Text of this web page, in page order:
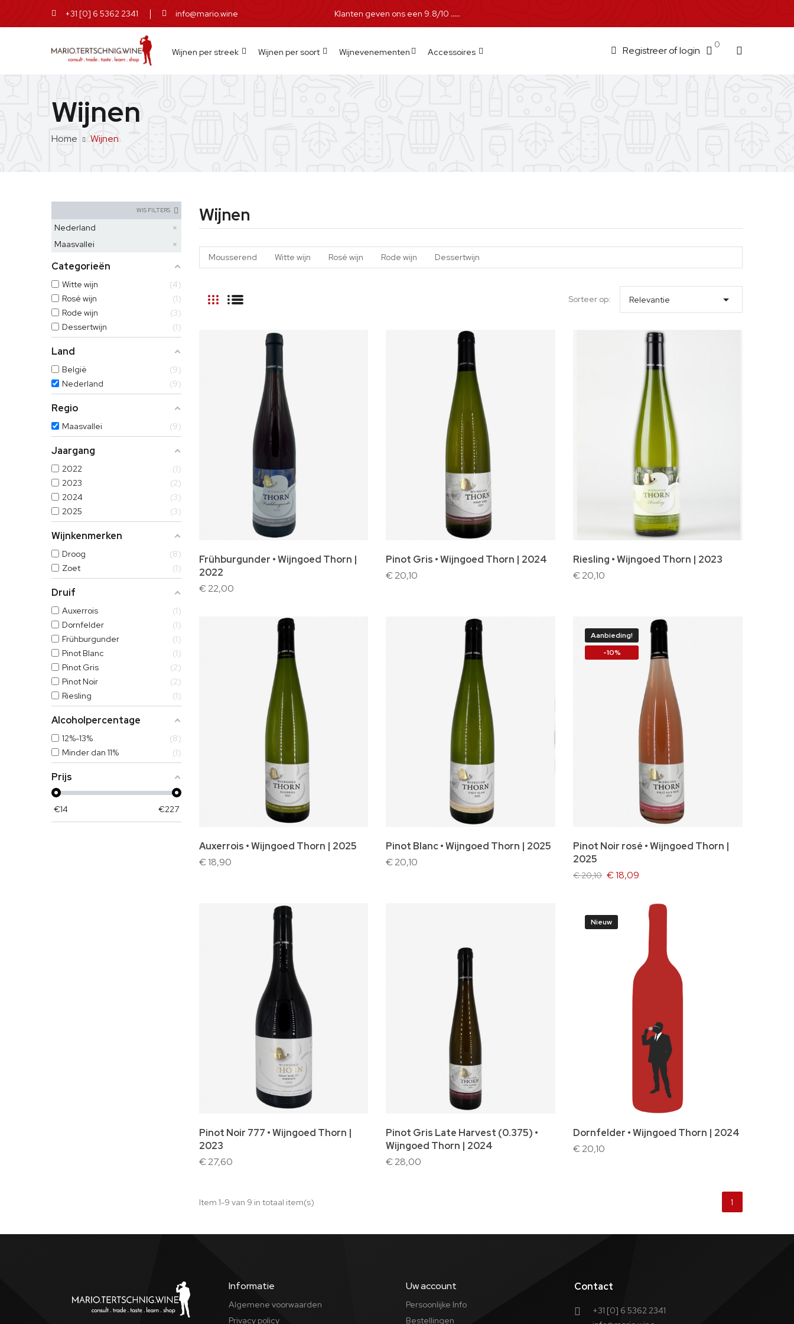
+31 [0] 6 5362 2341 info@mario.wine Klanten geven ons een 9.8/10
0
Registreer of login
Wijnen per streek Wijnen per soort Wijnevenementen Accessoires
Wijnen
Home Wijnen
WIS FILTERS
Nederland
Maasvallei
Categorieën
Witte wijn
4
Rosé wijn
1
Rode wijn
3
Dessertwijn
1
Land
België
9
Nederland
9
Regio
Maasvallei 9
Jaargang
2022
1
2023
2
2024
3
2025
3
Wijnkenmerken
Droog
8
Zoet
1
Druif
Auxerrois
1
Dornfelder
1
Frühburgunder
1
Pinot Blanc
1
Pinot Gris
2
Pinot Noir
2
Riesling
1
Alcoholpercentage
12%-13%
8
Minder dan 11%
1
Prijs
€14 €227
Wijnen
Mousserend Witte wijn Rosé wijn Rode wijn Dessertwijn
Sorteer op: Relevantie 
In winkelwagen
Frühburgunder • Wijngoed Thorn |
2022
€ 22,00
In winkelwagen
Pinot Gris • Wijngoed Thorn | 2024
€ 20,10
In winkelwagen
Riesling • Wijngoed Thorn | 2023
€ 20,10
In winkelwagen
Auxerrois • Wijngoed Thorn | 2025
€ 18,90
In winkelwagen
Pinot Blanc • Wijngoed Thorn | 2025
€ 20,10
Aanbieding!
-10%
In winkelwagen
Pinot Noir rosé • Wijngoed Thorn |
2025
€ 20,10 € 18,09
In winkelwagen
Pinot Noir 777 • Wijngoed Thorn |
2023
€ 27,60
In winkelwagen
Pinot Gris Late Harvest (0.375) •
Wijngoed Thorn | 2024
€ 28,00
Nieuw
In winkelwagen
Dornfelder • Wijngoed Thorn | 2024
€ 20,10
Item 1-9 van 9 in totaal item(s) 1
Informatie
Algemene voorwaarden
Privacy policy
Uw account
Persoonlijke Info
Bestellingen
Contact
+31 [0] 6 5362 2341